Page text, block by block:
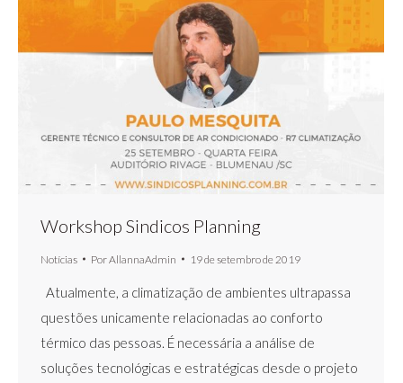
Workshop Sindicos Planning
Notícias PorAllannaAdmin 19 de setembro de 2019
Atualmente, a climatização de ambientes ultrapassa
questões unicamente relacionadas ao conforto
térmico das pessoas. É necessária a análise de
soluções tecnológicas e estratégicas desde o projeto